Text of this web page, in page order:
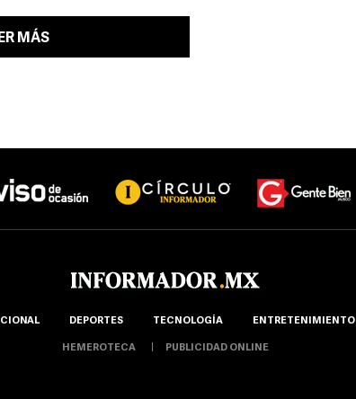
MÁS
DEPORTES TECNOLOGÍA ENTRETENIMIENTO
HEMEROTECA PUBLICIDAD ONLINE